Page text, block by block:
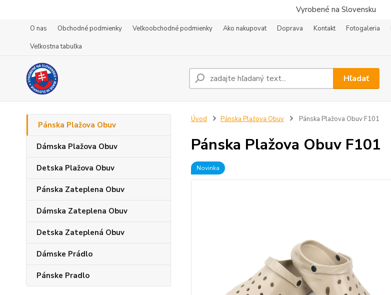
Vyrobené na Slovensku
O nas Obchodné podmienky Veľkoobchodné podmienky Ako nakupovat Doprava Kontakt Fotogaleria
Veľkostna tabuľka
Hľadať
Pánska Plažova Obuv
Dámska Plažova Obuv
Detska Plažova Obuv
Pánska Zateplena Obuv
Dámska Zateplena Obuv
Detska Zateplená Obuv
Dámske Prádlo
Pánske Pradlo
Úvod Pánska Plažova Obuv Pánska Plažova Obuv F101
Pánska Plažova Obuv F101
Novinka